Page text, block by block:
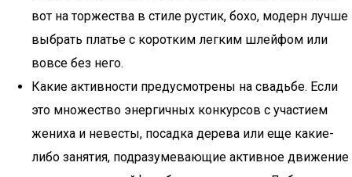
вот на торжества в стиле рустик, бохо, модерн лучше
выбрать платье с коротким легким шлейфом или
вовсе без него.
Какие активности предусмотрены на свадьбе. Если
это множество энергичных конкурсов с участием
жениха и невесты, посадка дерева или еще какие-
либо занятия, подразумевающие активное движение